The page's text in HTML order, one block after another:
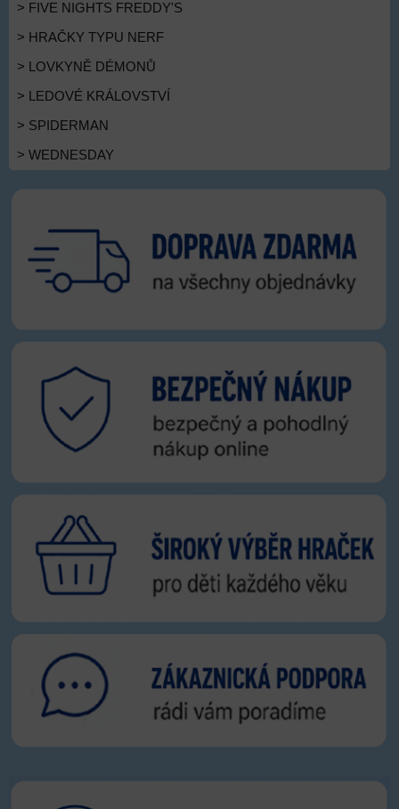
> FIVE NIGHTS FREDDY'S
> HRAČKY TYPU NERF
> LOVKYNĚ DÉMONŮ
> LEDOVÉ KRÁLOVSTVÍ
> SPIDERMAN
> WEDNESDAY